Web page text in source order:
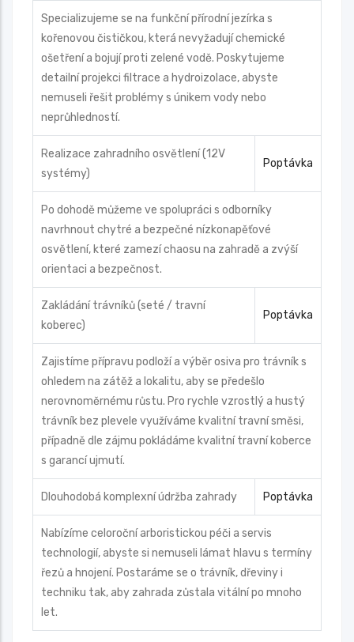
Specializujeme se na funkční přírodní jezírka s
kořenovou čističkou, která nevyžadují chemické
ošetření a bojují proti zelené vodě. Poskytujeme
detailní projekci filtrace a hydroizolace, abyste
nemuseli řešit problémy s únikem vody nebo
neprůhledností.
Realizace zahradního osvětlení (12V
systémy)
Poptávka
Po dohodě můžeme ve spolupráci s odborníky
navrhnout chytré a bezpečné nízkonapěťové
osvětlení, které zamezí chaosu na zahradě a zvýší
orientaci a bezpečnost.
Zakládání trávníků (seté / travní
koberec)
Poptávka
Zajistíme přípravu podloží a výběr osiva pro trávník s
ohledem na zátěž a lokalitu, aby se předešlo
nerovnoměrnému růstu. Pro rychle vzrostlý a hustý
trávník bez plevele využíváme kvalitní travní směsi,
případně dle zájmu pokládáme kvalitní travní koberce
s garancí ujmutí.
Dlouhodobá komplexní údržba zahrady Poptávka
Nabízíme celoroční arboristickou péči a servis
technologií, abyste si nemuseli lámat hlavu s termíny
řezů a hnojení. Postaráme se o trávník, dřeviny i
techniku tak, aby zahrada zůstala vitální po mnoho
let.